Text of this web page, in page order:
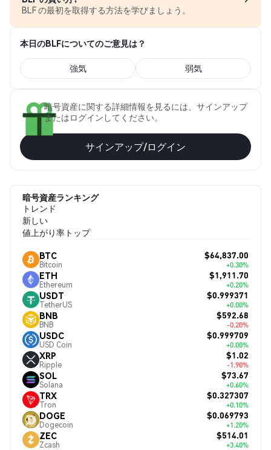
BLF の最初を取得する方法を学びましょう。
本日のBLFについてのご意見は？
強気 弱気
暗号資産に関する詳細情報を見るには、サインアップ
またはログインしてください。
サインアップ/ログイン
暗号資産ランキング
トレンド
新しい
値上がり率トップ
BTC
Bitcoin
$64,837.00
+0.30%
ETH
Ethereum
$1,911.70
+0.20%
USDT
TetherUS
$0.999371
+0.00%
BNB
BNB
$592.68
-0.20%
USDC
USD Coin
$0.999709
+0.00%
XRP
Ripple
$1.02
-1.90%
SOL
Solana
$73.67
+0.60%
TRX
Tron
$0.327307
+0.10%
DOGE
Dogecoin
$0.069793
+1.20%
ZEC
Zcash
$514.01
+3.40%